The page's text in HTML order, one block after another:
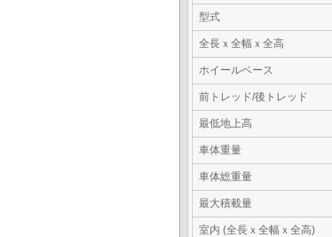
型式
全長ｘ全幅ｘ全高
ホイールベース
前トレッド/後トレッド
最低地上高
車体重量
車体総重量
最大積載量
室内 (全長ｘ全幅ｘ全高)